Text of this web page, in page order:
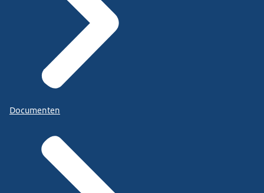
Documenten